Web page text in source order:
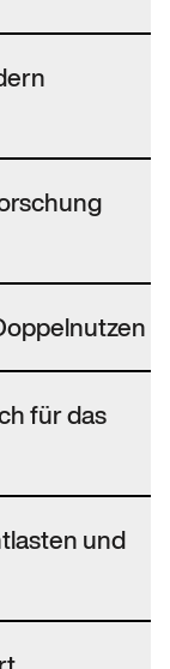
für das
und